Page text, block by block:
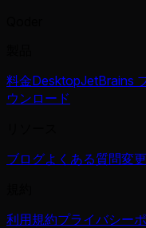
料金DesktopJetBrains
ウンロード
ブログよくある質問変
利用規約プライバシー